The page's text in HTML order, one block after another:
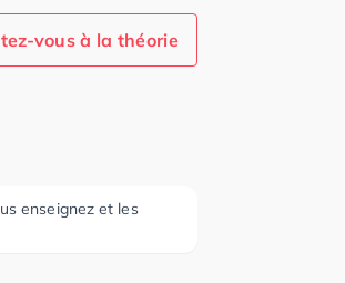
vous à la théorie
enseignez et les